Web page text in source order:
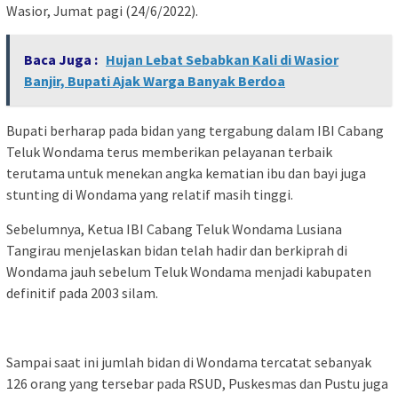
Wasior, Jumat pagi (24/6/2022).
Baca Juga : Hujan Lebat Sebabkan Kali di Wasior
Banjir, Bupati Ajak Warga Banyak Berdoa
Bupati berharap pada bidan yang tergabung dalam IBI Cabang
Teluk Wondama terus memberikan pelayanan terbaik
terutama untuk menekan angka kematian ibu dan bayi juga
stunting di Wondama yang relatif masih tinggi.
Sebelumnya, Ketua IBI Cabang Teluk Wondama Lusiana
Tangirau menjelaskan bidan telah hadir dan berkiprah di
Wondama jauh sebelum Teluk Wondama menjadi kabupaten
definitif pada 2003 silam.
Sampai saat ini jumlah bidan di Wondama tercatat sebanyak
126 orang yang tersebar pada RSUD, Puskesmas dan Pustu juga